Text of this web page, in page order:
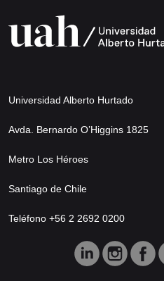
Universidad Alberto Hurtado
Avda. Bernardo O’Higgins 1825
Metro Los Héroes
Santiago de Chile
Teléfono +56 2 2692 0200